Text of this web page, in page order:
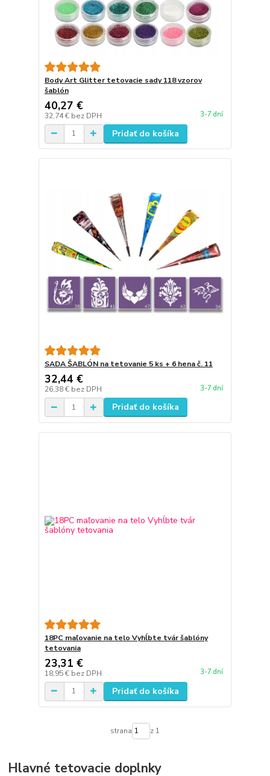
Body Art Glitter tetovacie sady 118 vzorov
šablón
40,27 €
32,74 € bez DPH 3-7 dní
Pridať do košíka
SADA ŠABLÓN na tetovanie 5 ks + 6 hena č. 11
32,44 €
26,38 € bez DPH 3-7 dní
Pridať do košíka
18PC maľovanie na telo Vyhĺbte tvár šablóny
tetovania
23,31 €
18,95 € bez DPH 3-7 dní
Pridať do košíka
strana z 1
Hlavné tetovacie doplnky